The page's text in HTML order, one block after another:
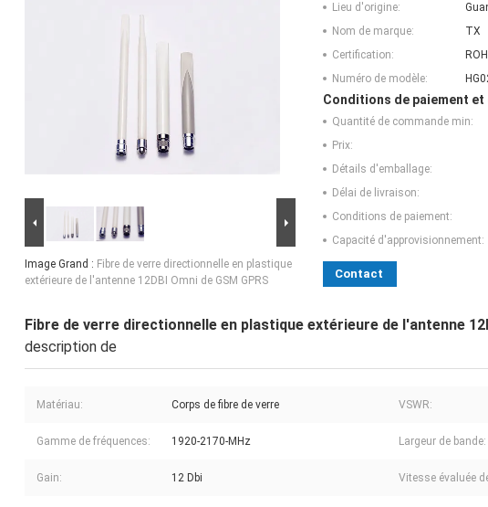
Image Grand : Fibre de verre directionnelle en plastique
extérieure de l'antenne 12DBI Omni de GSM GPRS
Lieu d'origine:
Nom de marque:
TX
Certification:
Numéro de modèle:
Conditions de paiement et
Quantité de commande min:
Prix:
Détails d'emballage:
Délai de livraison:
Conditions de paiement:
Capacité d'approvisionnement:
Contact
Fibre de verre directionnelle en plastique extérieure de l'antenne
description de
Matériau: Corps de fibre de verre VSWR:
Gamme de fréquences: 1920-2170-MHz Largeur de bande:
Gain: 12 Dbi Vitesse évaluée